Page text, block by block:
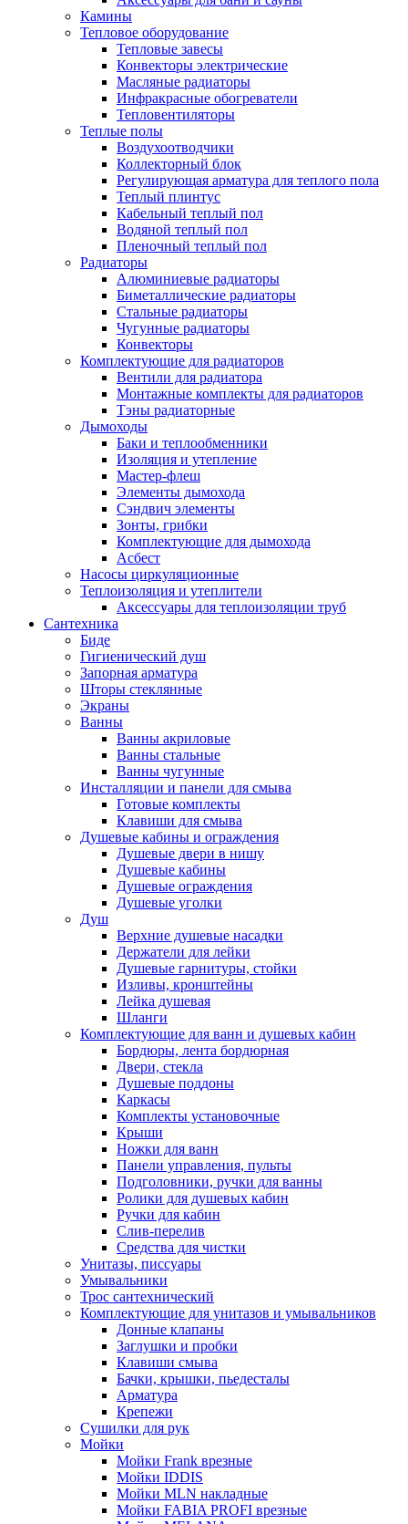
Камины
Тепловое оборудование
Тепловые завесы
Конвекторы электрические
Масляные радиаторы
Инфракрасные обогреватели
Тепловентиляторы
Теплые полы
Воздухоотводчики
Коллекторный блок
Регулирующая арматура для теплого пола
Теплый плинтус
Кабельный теплый пол
Водяной теплый пол
Пленочный теплый пол
Радиаторы
Алюминиевые радиаторы
Биметаллические радиаторы
Стальные радиаторы
Чугунные радиаторы
Конвекторы
Комплектующие для радиаторов
Вентили для радиатора
Монтажные комплекты для радиаторов
Тэны радиаторные
Дымоходы
Баки и теплообменники
Изоляция и утепление
Мастер-флеш
Элементы дымохода
Сэндвич элементы
Зонты, грибки
Комплектующие для дымохода
Асбест
Насосы циркуляционные
Теплоизоляция и утеплители
Аксессуары для теплоизоляции труб
Сантехника
Биде
Гигиенический душ
Запорная арматура
Шторы стеклянные
Экраны
Ванны
Ванны акриловые
Ванны стальные
Ванны чугунные
Инсталляции и панели для смыва
Готовые комплекты
Клавиши для смыва
Душевые кабины и ограждения
Душевые двери в нишу
Душевые кабины
Душевые ограждения
Душевые уголки
Душ
Верхние душевые насадки
Держатели для лейки
Душевые гарнитуры, стойки
Изливы, кронштейны
Лейка душевая
Шланги
Комплектующие для ванн и душевых кабин
Бордюры, лента бордюрная
Двери, стекла
Душевые поддоны
Каркасы
Комплекты установочные
Крыши
Ножки для ванн
Панели управления, пульты
Подголовники, ручки для ванны
Ролики для душевых кабин
Ручки для кабин
Слив-перелив
Средства для чистки
Унитазы, писсуары
Умывальники
Трос сантехнический
Комплектующие для унитазов и умывальников
Донные клапаны
Заглушки и пробки
Клавиши смыва
Бачки, крышки, пьедесталы
Арматура
Крепежи
Сушилки для рук
Мойки
Мойки Frank врезные
Мойки IDDIS
Мойки MLN накладные
Мойки FABIA PROFI врезные